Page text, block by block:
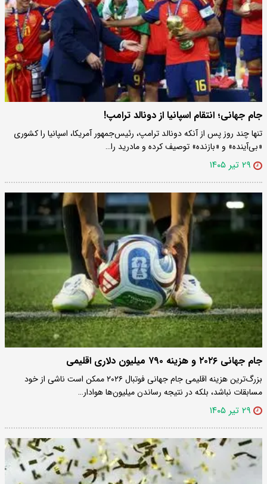
جام جهانی؛ انتقام اسپانیا از دونالد ترامپ!
تنها چند روز پس از آنکه دونالد ترامپ، رئیس‌جمهور آمریکا، اسپانیا را کشوری
«بی‌آینده» و «بازنده» توصیف کرده و مادرید را…
۲۹ تیر ۱۴۰۵
جام جهانی ۲۰۲۶ و هزینه ۷۹۰ میلیون دلاری اقلیمی
بزرگ‌ترین هزینه اقلیمی جام جهانی فوتبال ۲۰۲۶ ممکن است ناشی از خود
مسابقات نباشد، بلکه در نتیجه رساندن میلیون‌ها هوادار…
۲۹ تیر ۱۴۰۵